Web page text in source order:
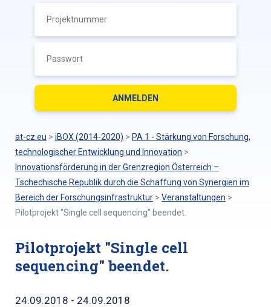
at-cz.eu > iBOX (2014-2020) > PA 1 - Stärkung von Forschung,
technologischer Entwicklung und Innovation >
Innovationsförderung in der Grenzregion Österreich –
Tschechische Republik durch die Schaffung von Synergien im
Bereich der Forschungsinfrastruktur > Veranstaltungen >
Pilotprojekt "Single cell sequencing" beendet.
Pilotprojekt "Single cell
sequencing" beendet.
24.09.2018 - 24.09.2018